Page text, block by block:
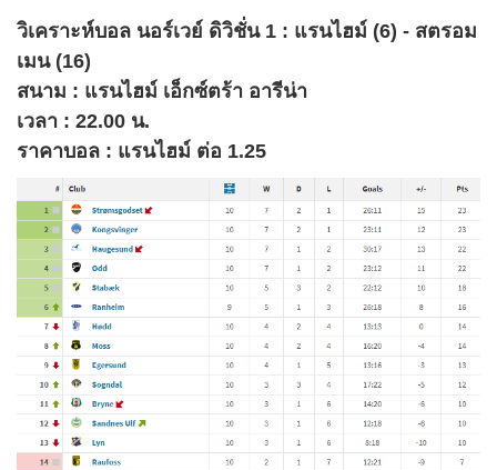
วิเคราะห์บอล นอร์เวย์ ดิวิชั่น 1 : แรนไฮม์ (6) - สตรอม
เมน (16)
สนาม : แรนไฮม์ เอ็กซ์ตร้า อารีน่า
เวลา : 22.00 น.
ราคาบอล : แรนไฮม์ ต่อ 1.25